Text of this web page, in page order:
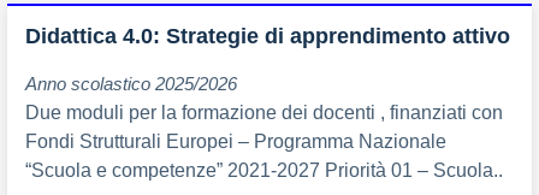
Didattica 4.0: Strategie di apprendimento attivo
Anno scolastico 2025/2026
Due moduli per la formazione dei docenti , finanziati con
Fondi Strutturali Europei – Programma Nazionale
“Scuola e competenze” 2021-2027 Priorità 01 – Scuola..